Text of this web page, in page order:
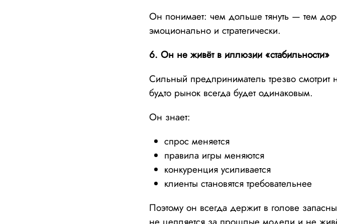
Он понимает: чем дольше тянуть — тем
эмоционально и стратегически.
6. Он не живёт в иллюзии «стабильности»
Сильный предприниматель трезво смотрит
будто рынок всегда будет одинаковым.
Он знает:
спрос меняется
правила игры меняются
конкуренция усиливается
клиенты становятся требовательнее
Поэтому он всегда держит в голове